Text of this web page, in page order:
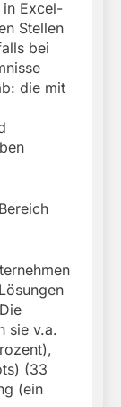
in Excel-
Stellen
bei
die mit
sie v.a.
(33
(ein